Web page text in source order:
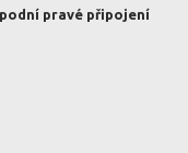
pravé připojení